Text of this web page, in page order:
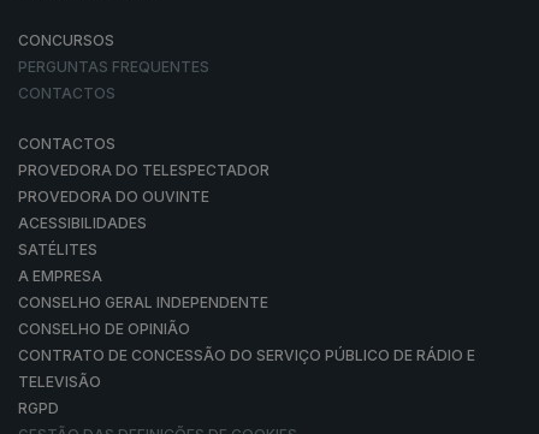
CONCURSOS
PERGUNTAS FREQUENTES
CONTACTOS
CONTACTOS
PROVEDORA DO TELESPECTADOR
PROVEDORA DO OUVINTE
ACESSIBILIDADES
SATÉLITES
A EMPRESA
CONSELHO GERAL INDEPENDENTE
CONSELHO DE OPINIÃO
CONTRATO DE CONCESSÃO DO SERVIÇO PÚBLICO DE RÁDIO E
TELEVISÃO
RGPD